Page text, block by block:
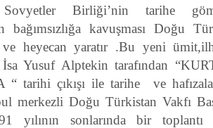
Birliği’nin tarihe
bağımsızlığa kavuşması Doğu
heyecan yaratır .Bu yeni
Yusuf Alptekin tarafından
“ tarihi çıkışı ile tarihe ve
merkezli Doğu Türkistan Vakfı
yılının sonlarında bir